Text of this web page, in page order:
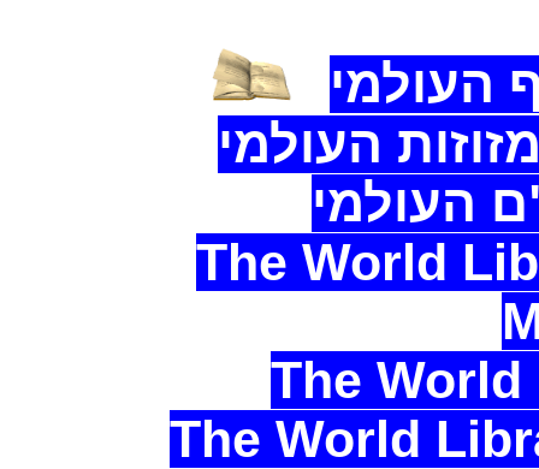
העולמי
העולמי
העולמי
The World
The
The World